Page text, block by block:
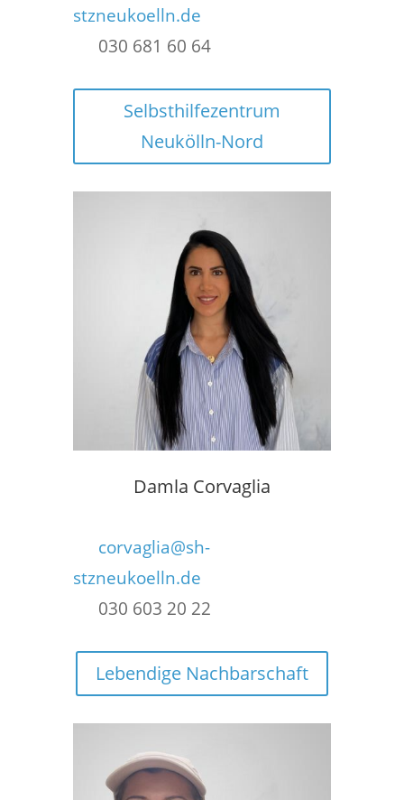
stzneukoelln.de
030 681 60 64
Selbsthilfezentrum
Neukölln-Nord
Damla Corvaglia
corvaglia@sh-
stzneukoelln.de
030 603 20 22
Lebendige Nachbarschaft